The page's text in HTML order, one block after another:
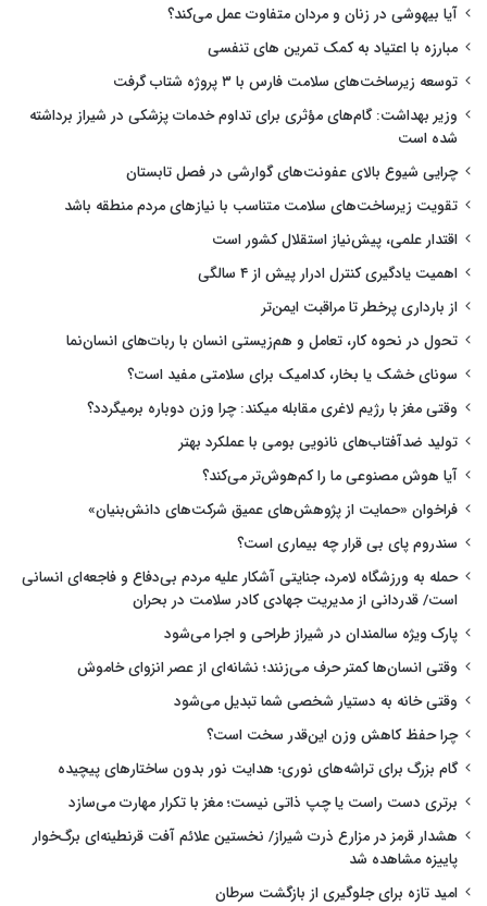
آیا بیهوشی در زنان و مردان متفاوت عمل می‌کند؟
مبارزه با اعتیاد به کمک تمرین های تنفسی
توسعه زیرساخت‌های سلامت فارس با ۳ پروژه شتاب گرفت
وزیر بهداشت: گام‌های مؤثری برای تداوم خدمات پزشکی در شیراز برداشته
شده است
چرایی شیوع بالای عفونت‌های گوارشی در فصل تابستان
تقویت زیرساخت‌های سلامت متناسب با نیازهای مردم منطقه باشد
اقتدار علمی، پیش‌نیاز استقلال کشور است
اهمیت یادگیری کنترل ادرار پیش از ۴ سالگی
از بارداری پرخطر تا مراقبت ایمن‌تر
تحول در نحوه کار، تعامل و هم‌زیستی انسان با ربات‌های انسان‌نما
سونای خشک یا بخار، کدامیک برای سلامتی مفید است؟
وقتی مغز با رژیم لاغری مقابله میکند: چرا وزن دوباره برمیگردد؟
تولید ضدآفتاب‌های نانویی بومی با عملکرد بهتر
آیا هوش مصنوعی ما را کم‌هوش‌تر می‌کند؟
فراخوان «حمایت از پژوهش‌های عمیق شرکت‌های دانش‌بنیان»
سندروم پای بی قرار چه بیماری است؟
حمله به ورزشگاه لامرد، جنایتی آشکار علیه مردم بی‌دفاع و فاجعه‌ای انسانی
است/ قدردانی از مدیریت جهادی کادر سلامت در بحران
پارک ویژه سالمندان در شیراز طراحی و اجرا می‌شود
وقتی انسان‌ها کمتر حرف می‌زنند؛ نشانه‌ای از عصر انزوای خاموش
وقتی خانه به دستیار شخصی شما تبدیل می‌شود
چرا حفظ کاهش وزن این‌قدر سخت است؟
گام بزرگ برای تراشه‌های نوری؛ هدایت نور بدون ساختارهای پیچیده
برتری دست راست یا چپ ذاتی نیست؛ مغز با تکرار مهارت می‌سازد
هشدار قرمز در مزارع ذرت شیراز/ نخستین علائم آفت قرنطینه‌ای برگ‌خوار
پاییزه مشاهده شد
امید تازه برای جلوگیری از بازگشت سرطان